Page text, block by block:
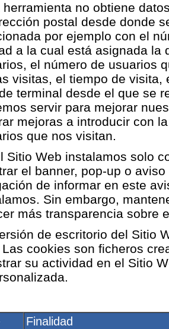
herramienta no obtiene
postal desde donde
por ejemplo con el
a la cual está asignada la
el número de usuarios
visitas, el tiempo de visita,
terminal desde el que se
servir para mejorar
mejoras a introducir con
que nos visitan.
Sitio Web instalamos solo
el banner, pop-up o
de informar en este
Sin embargo,
más transparencia sobre
de escritorio del Sitio
Las cookies son ficheros
su actividad en el Sitio
Finalidad